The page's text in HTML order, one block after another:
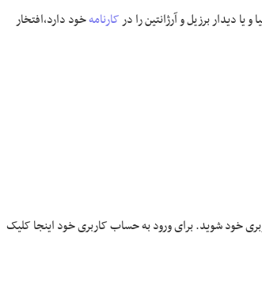
دیدار برزیل و آرژانتین را درکارنامهخود دارد،افتخار
خود شوید. برای ورود به حساب کاربری خود اینجا کلیک